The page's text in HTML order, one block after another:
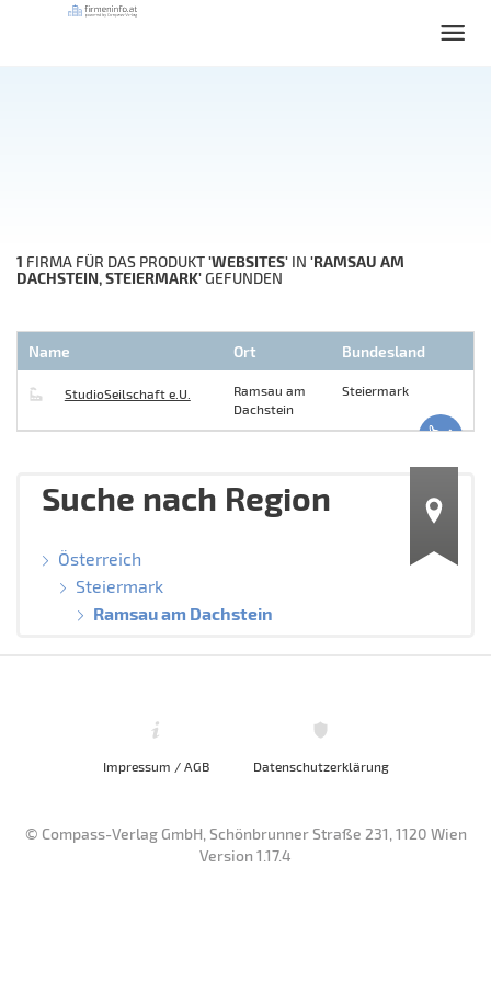
1 FIRMA FÜR DAS PRODUKT'WEBSITES' IN 'RAMSAU AM
DACHSTEIN, STEIERMARK'GEFUNDEN
Name Ort Bundesland
StudioSeilschaft e.U.
Ramsau am
Dachstein
Steiermark
Suche nach Region
Österreich
Steiermark
Ramsau am Dachstein
Impressum / AGB Datenschutzerklärung
© Compass-Verlag GmbH, Schönbrunner Straße 231, 1120 Wien
Version 1.17.4